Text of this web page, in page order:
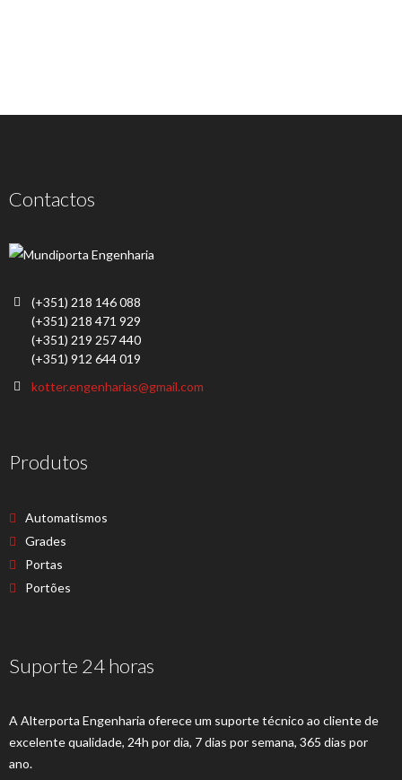
Contactos
(+351) 218 146 088
(+351) 218 471 929
(+351) 219 257 440
(+351) 912 644 019
kotter.engenharias@gmail.com
Produtos
Automatismos
Grades
Portas
Portões
Suporte 24 horas
A Alterporta Engenharia oferece um suporte técnico ao cliente de
excelente qualidade, 24h por dia, 7 dias por semana, 365 dias por
ano.